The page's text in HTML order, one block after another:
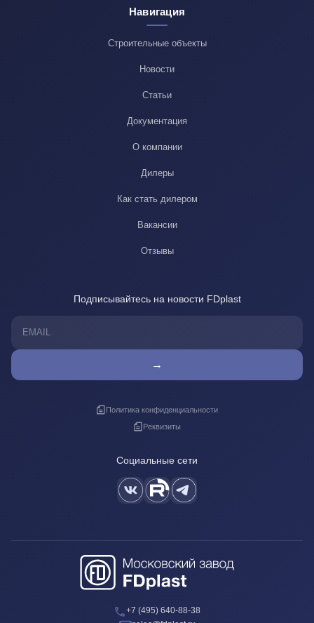
Навигация
Строительные объекты
Новости
Статьи
Документация
О компании
Дилеры
Как стать дилером
Вакансии
Отзывы
Подписывайтесь на новости FDplast
→
Политика конфиденциальности
Реквизиты
Социальные сети
+7 (495) 640-88-38